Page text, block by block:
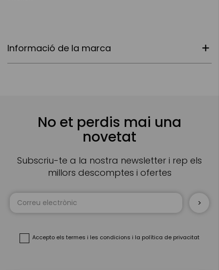
Informació de la marca
No et perdis mai una
novetat
Subscriu-te a la nostra newsletter i rep els
millors descomptes i ofertes
Sign
Accepto els termes i les condicions i la política de privacitat